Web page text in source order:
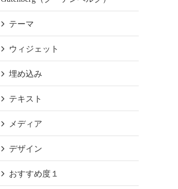
テーマ
ウィジェット
埋め込み
テキスト
メディア
デザイン
おすすめ度１